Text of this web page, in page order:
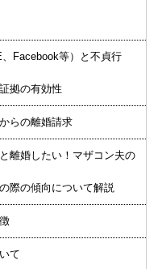
Facebook等）と不貞行
拠の有効性
らの離婚請求
離婚したい！マザコン夫の
際の傾向について解説
て